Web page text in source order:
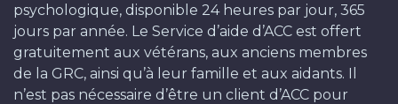
psychologique, disponible 24 heures par jour, 365
jours par année. Le Service d’aide d’ACC est offert
gratuitement aux vétérans, aux anciens membres
de la GRC, ainsi qu’à leur famille et aux aidants. Il
n’est pas nécessaire d’être un client d’ACC pour